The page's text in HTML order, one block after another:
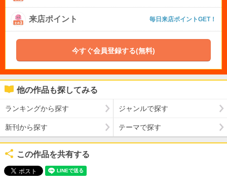
来店ポイント 毎日来店ポイントGET！
今すぐ会員登録する(無料)
他の作品も探してみる
ランキングから探す ジャンルで探す
新刊から探す テーマで探す
この作品を共有する